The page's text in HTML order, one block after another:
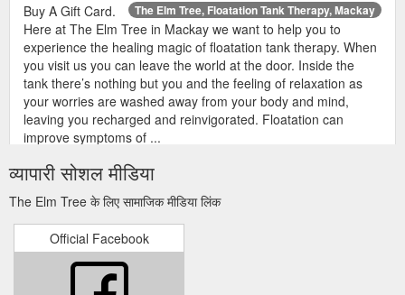
The Elm Tree, Floatation Tank Therapy, Mackay
Buy A Gift Card.
Here at The Elm Tree in Mackay we want to help you to
experience the healing magic of floatation tank therapy. When
you visit us you can leave the world at the door. Inside the
tank there’s nothing but you and the feeling of relaxation as
your worries are washed away from your body and mind,
leaving you recharged and reinvigorated. Floatation can
improve symptoms of ...
Book Your Floatation Session Online, The Elm Tree, Mackay
Gift Card. The Elm Tree 65 Edward Street Mackay QLD 4740.
0427 767 510. manager@theelmtree.com.au. Contact us.
Affordable Floatation Therapy in Mackay. Contact Us Buy A
Gift Card. At The Elm Tree we believe that floatation therapy is
for everybody, which is why we keep our prices competitive
व्यापारी सोशल मीडिया
The Elm Tree के लिए सामाजिक मीडिया लिंक
Official Facebook